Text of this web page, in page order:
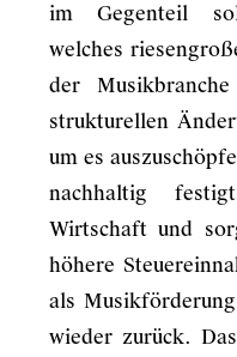
im Gegenteil
welches
der
strukturellen
um es
nachhaltig
Wirtschaft und
höhere
als
wieder zurück.